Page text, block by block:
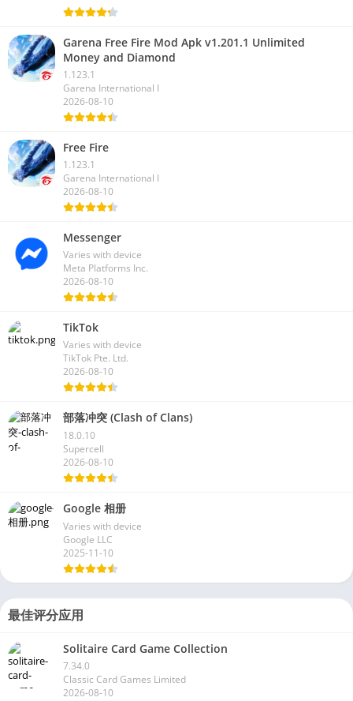
Garena Free Fire Mod Apk v1.201.1 Unlimited
Money and Diamond
1.123.1
Garena International I
2026-08-10
Free Fire
1.123.1
Garena International I
2026-08-10
Messenger
Varies with device
Meta Platforms Inc.
2026-08-10
TikTok
Varies with device
TikTok Pte. Ltd.
2026-08-10
部落冲突 (Clash of Clans)
18.0.10
Supercell
2026-08-10
Google 相册
Varies with device
Google LLC
2025-11-10
最佳评分应用
Solitaire Card Game Collection
7.34.0
Classic Card Games Limited
2026-08-10